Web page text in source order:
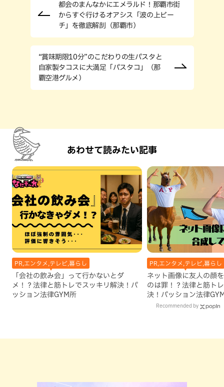
都会のまんなかにエメラルド！那覇市街
からすぐ行けるオアシス「波の上ビー
チ」を徹底解剖（那覇市）
“賞味期限10分”のこだわりの生パスタと
自家製タコスに大満足「パスタコ」（那
覇空港グルメ）
あわせて読みたい記事
PR,エンタメ,テレビ,暮らし
「会社の飲み会」って行かないとダ
メ！？法律と筋トレでスッキリ解決！パ
ッション法律GYM所
PR,エンタメ,テレビ,暮らし
ネット画像に友人の顔
のは罪！？法律と筋ト
決！パッション法律
Recommended by